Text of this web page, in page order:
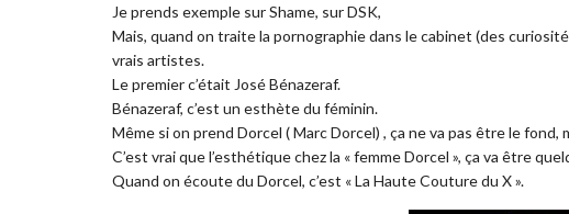
Je prends exemple sur Shame, sur DSK,
Mais, quand on traite la pornographie dans le cabinet (des
vrais artistes.
Le premier c’était José Bénazeraf.
Bénazeraf, c’est un esthète du féminin.
Même si on prend Dorcel ( Marc Dorcel) , ça ne va pas être le fond,
C’est vrai que l’esthétique chez la « femme Dorcel », ça va être
Quand on écoute du Dorcel, c’est « La Haute Couture du X ».